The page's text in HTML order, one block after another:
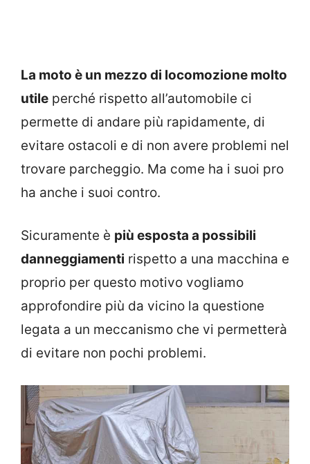
La moto è un mezzo di locomozione molto
utile perché rispetto all’automobile ci
permette di andare più rapidamente, di
evitare ostacoli e di non avere problemi nel
trovare parcheggio. Ma come ha i suoi pro
ha anche i suoi contro.
Sicuramente è più esposta a possibili
danneggiamenti rispetto a una macchina e
proprio per questo motivo vogliamo
approfondire più da vicino la questione
legata a un meccanismo che vi permetterà
di evitare non pochi problemi.